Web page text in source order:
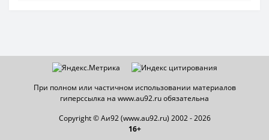
При полном или частичном использовании материалов
гиперссылка на www.au92.ru обязательна
Copyright © Аи92 (www.au92.ru) 2002 - 2026
16+